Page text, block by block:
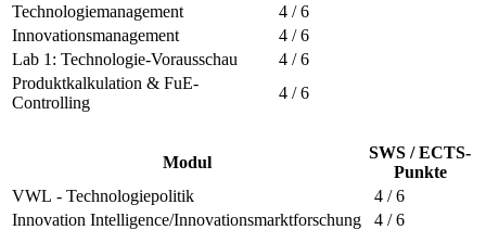
Technologiemanagement
4 / 6
Innovationsmanagement
4 / 6
Lab 1: Technologie-Vorausschau
4 / 6
Produktkalkulation & FuE-
Controlling
4 / 6
Modul
SWS / ECTS-
Punkte
VWL - Technologiepolitik
4 / 6
Innovation Intelligence/Innovationsmarktforschung
4 / 6